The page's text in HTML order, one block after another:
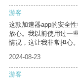
游客
这款加速器app的安全
放心。我以前使用过一
情况，这让我非常担心。
2024-08-23
游客